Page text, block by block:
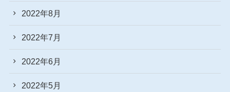
2022年8月
2022年7月
2022年6月
2022年5月